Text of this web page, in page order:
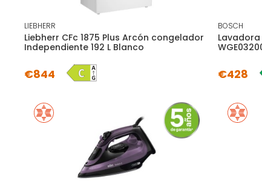
LIEBHERR
Liebherr CFc 1875 Plus Arcón congelador
Independiente 192 L Blanco
€844
BOSCH
€428